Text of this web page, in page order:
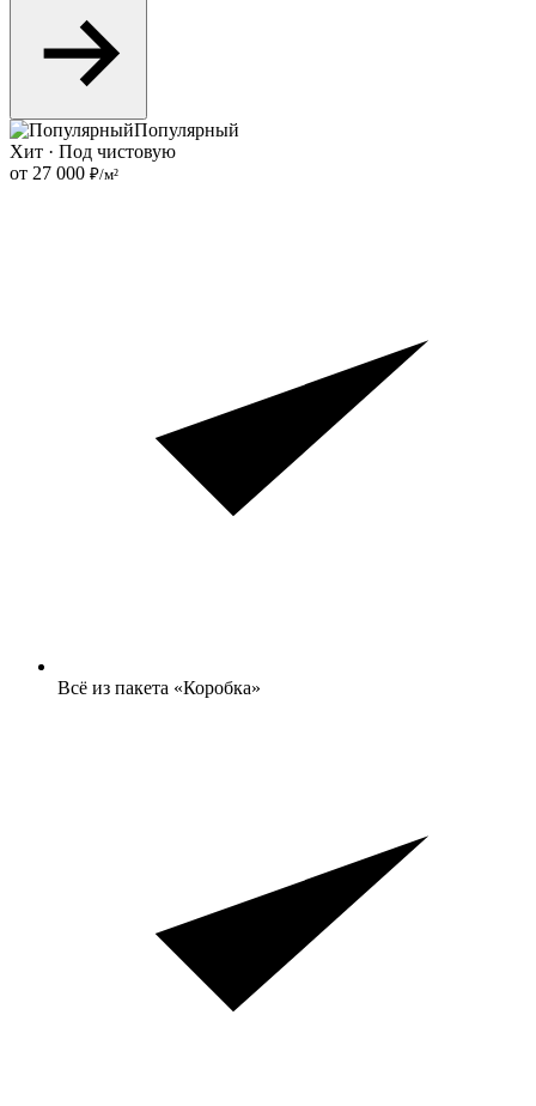
Популярный
Хит · Под чистовую
от 27 000 ₽/м²
Всё из пакета «Коробка»